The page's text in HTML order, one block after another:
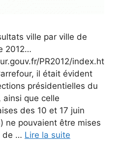
ville par ville de
2012…
PR2012/index.ht
il était évident
présidentielles du
ainsi que celle
des 10 et 17 juin
ne pouvaient être mises
de … Lire la suite